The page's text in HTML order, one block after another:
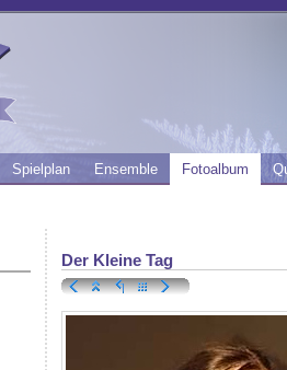
Spielplan Ensemble Fotoalbum
Der Kleine Tag